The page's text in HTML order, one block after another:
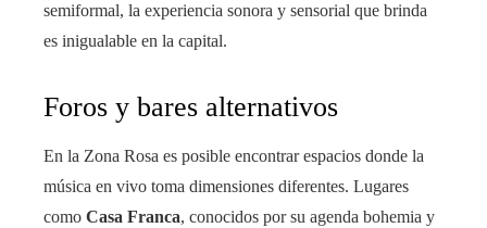
semiformal, la experiencia sonora y sensorial que brinda
es inigualable en la capital.
Foros y bares alternativos
En la Zona Rosa es posible encontrar espacios donde la
música en vivo toma dimensiones diferentes. Lugares
como Casa Franca, conocidos por su agenda bohemia y